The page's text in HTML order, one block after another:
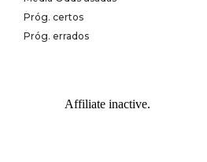
Próg. certos
Próg. errados